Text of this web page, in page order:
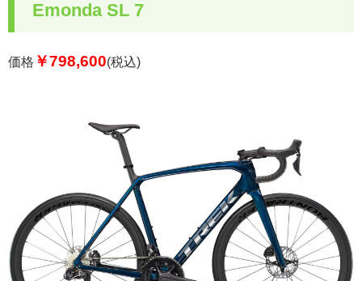
Emonda SL 7
価格 ￥798,600(税込)